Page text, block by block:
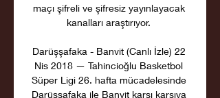
maçı şifreli ve şifresiz yayınlayacak
kanalları araştırıyor.
Darüşşafaka - Banvit (Canlı İzle) 22
Nis 2018 — Tahincioğlu Basketbol
Süper Ligi 26. hafta mücadelesinde
Darüşşafaka ile Banvit karşı karşıya